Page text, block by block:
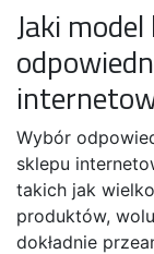
Jaki
Wybór
sklepu
takich jak
produktów,
dokładnie